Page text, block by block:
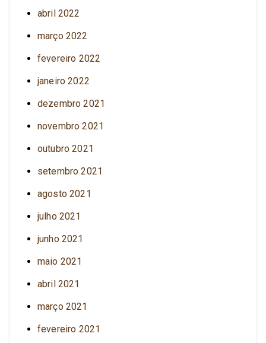
abril 2022
março 2022
fevereiro 2022
janeiro 2022
dezembro 2021
novembro 2021
outubro 2021
setembro 2021
agosto 2021
julho 2021
junho 2021
maio 2021
abril 2021
março 2021
fevereiro 2021